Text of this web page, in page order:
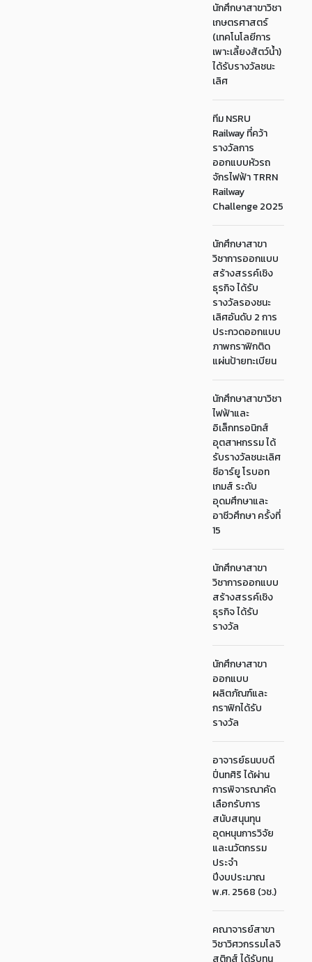
นักศึกษาสาขาวิชา
เกษตรศาสตร์
(เทคโนโลยีการ
เพาะเลี้ยงสัตว์น้ำ)
ได้รับรางวัลชนะ
เลิศ
ทีม NSRU
Railway ที่คว้า
รางวัลการ
ออกแบบหัวรถ
จักรไฟฟ้า TRRN
Railway
Challenge 2025
นักศึกษาสาขา
วิชาการออกแบบ
สร้างสรรค์เชิง
ธุรกิจ ได้รับ
รางวัลรองชนะ
เลิศอันดับ 2 การ
ประกวดออกแบบ
ภาพกราฟิกติด
แผ่นป้ายทะเบียน
นักศึกษาสาขาวิชา
ไฟฟ้าและ
อิเล็กทรอนิกส์
อุตสาหกรรม ได้
รับรางวัลชนะเลิศ
ซีอาร์ยู โรบอท
เกมส์ ระดับ
อุดมศึกษาและ
อาชีวศึกษา ครั้งที่
15
นักศึกษาสาขา
วิชาการออกแบบ
สร้างสรรค์เชิง
ธุรกิจ ได้รับ
รางวัล
นักศึกษาสาขา
ออกแบบ
ผลิตภัณฑ์และ
กราฟิกได้รับ
รางวัล
อาจารย์ธนบบดี
ปิ่นทศิริ ได้ผ่าน
การพิจารณาคัด
เลือกรับการ
สนับสนุนทุน
อุดหนุนการวิจัย
และนวัตกรรม
ประจำ
ปีงบประมาณ
พ.ศ. 2568 (วช.)
คณาจารย์สาขา
วิชาวิศวกรรมโลจิ
สติกส์ ได้รับทุน